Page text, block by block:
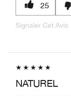
25
Signaler Cet Avis
NATUREL